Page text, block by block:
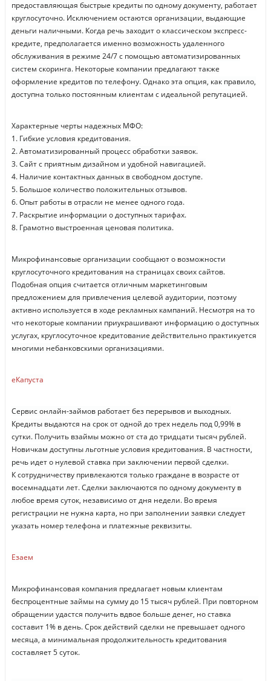
предоставляющая быстрые кредиты по одному документу, работает
круглосуточно. Исключением остаются организации, выдающие
деньги наличными. Когда речь заходит о классическом экспресс-
кредите, предполагается именно возможность удаленного
обслуживания в режиме 24/7 с помощью автоматизированных
систем скоринга. Некоторые компании предлагают также
оформление кредитов по телефону. Однако эта опция, как правило,
доступна только постоянным клиентам с идеальной репутацией.
Характерные черты надежных МФО:
1. Гибкие условия кредитования.
2. Автоматизированный процесс обработки заявок.
3. Сайт с приятным дизайном и удобной навигацией.
4. Наличие контактных данных в свободном доступе.
5. Большое количество положительных отзывов.
6. Опыт работы в отрасли не менее одного года.
7. Раскрытие информации о доступных тарифах.
8. Грамотно выстроенная ценовая политика.
Микрофинансовые организации сообщают о возможности
круглосуточного кредитования на страницах своих сайтов.
Подобная опция считается отличным маркетинговым
предложением для привлечения целевой аудитории, поэтому
активно используется в ходе рекламных кампаний. Несмотря на то
что некоторые компании приукрашивают информацию о доступных
услугах, круглосуточное кредитование действительно практикуется
многими небанковскими организациями.
еКапуста
Сервис онлайн-займов работает без перерывов и выходных.
Кредиты выдаются на срок от одной до трех недель под 0,99% в
сутки. Получить взаймы можно от ста до тридцати тысяч рублей.
Новичкам доступны льготные условия кредитования. В частности,
речь идет о нулевой ставка при заключении первой сделки.
К сотрудничеству привлекаются только граждане в возрасте от
восемнадцати лет. Сделки заключаются по одному документу в
любое время суток, независимо от дня недели. Во время
регистрации не нужна карта, но при заполнении заявки следует
указать номер телефона и платежные реквизиты.
Езаем
Микрофинансовая компания предлагает новым клиентам
беспроцентные займы на сумму до 15 тысяч рублей. При повторном
обращении удастся получить вдвое больше денег, но ставка
составит 1% в день. Срок действий сделки не превышает одного
месяца, а минимальная продолжительность кредитования
составляет 5 суток.